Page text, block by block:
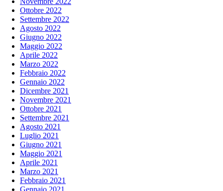
Ottobre 2022
Settembre 2022
Agosto 2022
Giugno 2022
Maggio 2022
Aprile 2022
Marzo 2022
Febbraio 2022
Gennaio 2022
Dicembre 2021
Novembre 2021
Ottobre 2021
Settembre 2021
Agosto 2021
Luglio 2021
Giugno 2021
Maggio 2021
Aprile 2021
Marzo 2021
Febbraio 2021